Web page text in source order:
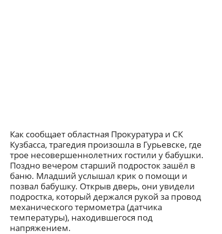
Как сообщает областная Прокуратура и СК
Кузбасса, трагедия произошла в Гурьевске, где
трое несовершеннолетних гостили у бабушки.
Поздно вечером старший подросток зашёл в
баню. Младший услышал крик о помощи и
позвал бабушку. Открыв дверь, они увидели
подростка, который держался рукой за провод
механического термометра (датчика
температуры), находившегося под
напряжением.